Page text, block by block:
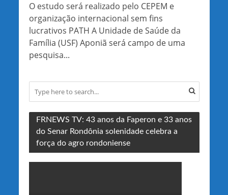
O estudo será realizado pelo CEPEM e
organização internacional sem fins
lucrativos PATH A Unidade de Saúde da
Família (USF) Aponiã será campo de uma
pesquisa...
FRNEWS TV: 43 anos da Faperon e 33 anos
do Senar Rondônia solenidade celebra a
força do agro rondoniense